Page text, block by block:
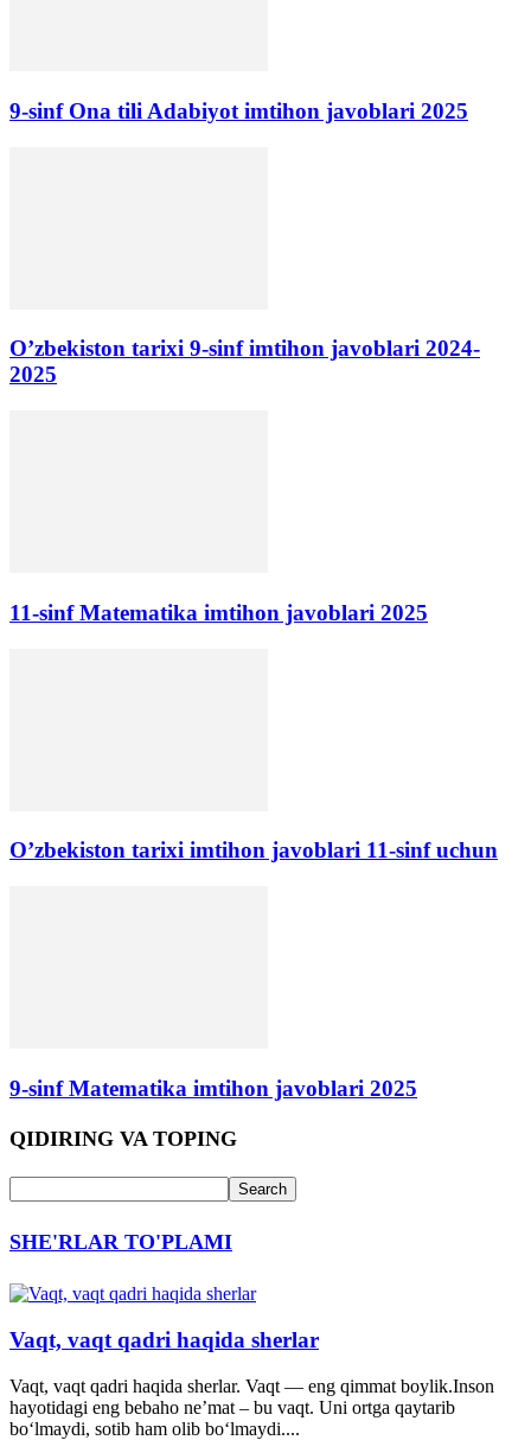
9-sinf Ona tili Adabiyot imtihon javoblari 2025
O’zbekiston tarixi 9-sinf imtihon javoblari 2024-
2025
11-sinf Matematika imtihon javoblari 2025
O’zbekiston tarixi imtihon javoblari 11-sinf uchun
9-sinf Matematika imtihon javoblari 2025
QIDIRING VA TOPING
SHE'RLAR TO'PLAMI
Vaqt, vaqt qadri haqida sherlar
Vaqt, vaqt qadri haqida sherlar. Vaqt — eng qimmat boylik.Inson
hayotidagi eng bebaho ne’mat – bu vaqt. Uni ortga qaytarib
bo‘lmaydi, sotib ham olib bo‘lmaydi....